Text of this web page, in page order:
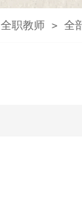
全职教师 > 全